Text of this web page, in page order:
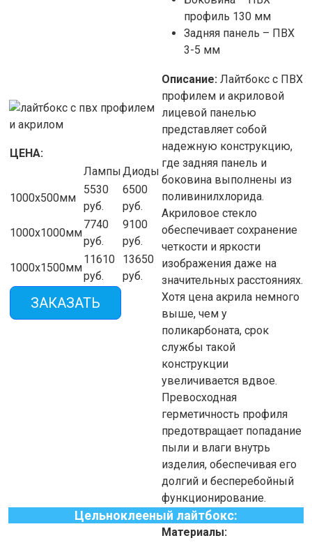
ЦЕНА:
ЛампыДиоды
1000х500мм
5530
руб.
6500
руб.
1000х1000мм
7740
руб.
9100
руб.
1000х1500мм
11610
руб.
13650
руб.
ЗАКАЗАТЬ
профиль 130 мм
Задняя панель – ПВХ
3-5 мм
Описание: Лайтбокс с ПВХ
профилем и акриловой
лицевой панелью
представляет собой
надежную конструкцию,
где задняя панель и
боковина выполнены из
поливинилхлорида.
Акриловое стекло
обеспечивает сохранение
четкости и яркости
изображения даже на
значительных расстояниях.
Хотя цена акрила немного
выше, чем у
поликарбоната, срок
службы такой
конструкции
увеличивается вдвое.
Превосходная
герметичность профиля
предотвращает попадание
пыли и влаги внутрь
изделия, обеспечивая его
долгий и бесперебойный
функционирование.
Цельноклееный лайтбокс:
Материалы: